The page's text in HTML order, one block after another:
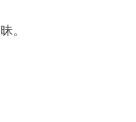
。